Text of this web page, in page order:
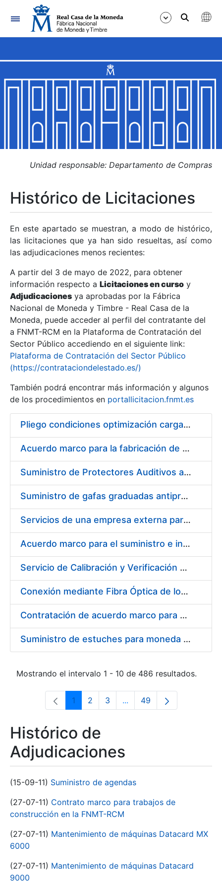
Navegación
Mostrar/Ocultar
Mostrar/Ocultar
Mostrar/Ocultar
Mostrar/Ocultar
Mostrar/Ocultar
Mostrar/Ocultar
Unidad responsable: Departamento de Compras
Histórico de Licitaciones
En este apartado se muestran, a modo de histórico,
las licitaciones que ya han sido resueltas, así como
las adjudicaciones menos recientes:
A partir del 3 de mayo de 2022, para obtener
información respecto a Licitaciones en curso y
Adjudicaciones ya aprobadas por la Fábrica
Nacional de Moneda y Timbre - Real Casa de la
Moneda, puede acceder al perfil del contratante del
a FNMT-RCM en la Plataforma de Contratación del
Sector Público accediendo en el siguiente link:
Plataforma de Contratación del Sector Público
(https://contrataciondelestado.es/)
También podrá encontrar más información y algunos
de los procedimientos en portallicitacion.fnmt.es
Pliego condiciones optimización cargas compras firmado
Acuerdo marco para la fabricación de piezas
Suministro de Protectores Auditivos a medida para las personas trabajadoras de los Centros de Trabajo de Madrid y Burgos
Suministro de gafas graduadas antiproyecciones para los trabajadores de la FNMT-RCM en los centros de trabajo de Madrid y Burgos
Servicios de una empresa externa para el asesoramiento y resolución de los recursos de alzada que se presentan relacionados con procesos de selección para la FNMT-RCM
Acuerdo marco para el suministro e instalación de persianas, estores y otros complementos
Servicio de Calibración y Verificación Externa de los Equipos de Medición del Servicio de Prevención de la FNMT-RCM
Conexión mediante Fibra Óptica de los Centros de Proceso de Datos (CPDs) de las sedes de la FNMT-RCM de Burgos y Madrid
Contratación de acuerdo marco para el Suministro de Material de Electricidad para la Fábrica Nacional de Moneda y Timbre-Real Casa de la Moneda en su centro de trabajo de Burgos
Suministro de estuches para moneda de 30 €
Mostrando el intervalo 1 - 10 de 486 resultados.
Página
1 Página
2 Página
3 ...Páginas intermedias Use
Página
49
Histórico de
Adjudicaciones
(15-09-11) Suministro de agendas
(27-07-11) Contrato marco para trabajos de
construcción en la FNMT-RCM
(27-07-11) Mantenimiento de máquinas Datacard MX
6000
(27-07-11) Mantenimiento de máquinas Datacard
9000